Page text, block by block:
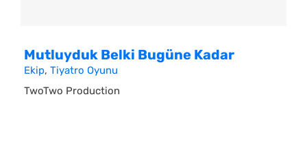
Mutluyduk Belki Bugüne Kadar
Ekip, Tiyatro Oyunu
TwoTwo Production